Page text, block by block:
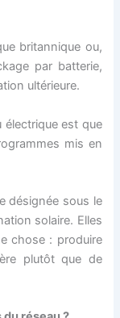
britannique ou,
par batterie,
ultérieure.
électrique est que
mis en
désignée sous le
solaire. Elles
chose : produire
plutôt que de